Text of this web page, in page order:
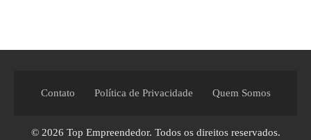
Contato Política de Privacidade Quem Somos
© 2026 Top Empreendedor. Todos os direitos reservados.